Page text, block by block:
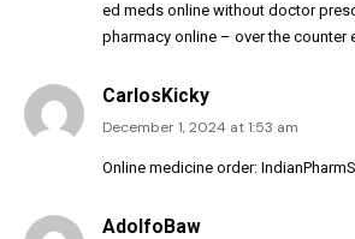
ed meds online without doctor
pharmacy online – over the counter
CarlosKicky
December 1, 2024 at 1:53 am
Online medicine order:
AdolfoBaw